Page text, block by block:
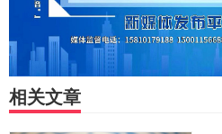
相关文章